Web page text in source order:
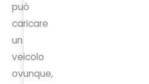
può
caricare
un
veicolo
ovunque,